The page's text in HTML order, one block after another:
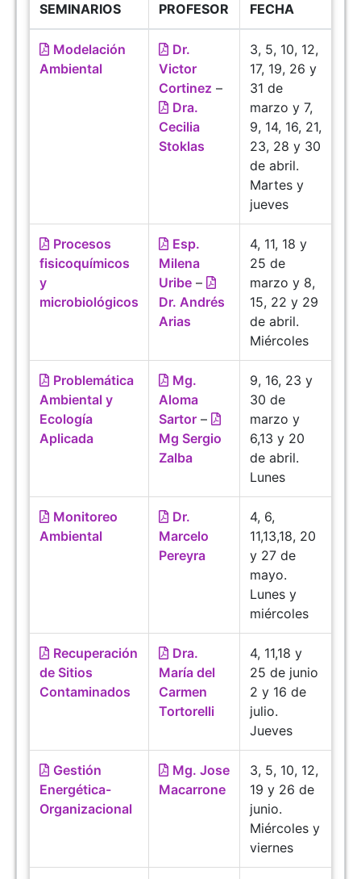
SEMINARIOS PROFESOR FECHA
Modelación
Ambiental
Dr.
Victor
Cortinez –
Dra.
Cecilia
Stoklas
3, 5, 10, 12,
17, 19, 26 y
31 de
marzo y 7,
9, 14, 16, 21,
23, 28 y 30
de abril.
Martes y
jueves
Procesos
fisicoquímicos
y
microbiológicos
Esp.
Milena
Uribe –
Dr. Andrés
Arias
4, 11, 18 y
25 de
marzo y 8,
15, 22 y 29
de abril.
Miércoles
Problemática
Ambiental y
Ecología
Aplicada
Mg.
Aloma
Sartor –
Mg Sergio
Zalba
9, 16, 23 y
30 de
marzo y
6,13 y 20
de abril.
Lunes
Monitoreo
Ambiental
Dr.
Marcelo
Pereyra
4, 6,
11,13,18, 20
y 27 de
mayo.
Lunes y
miércoles
Recuperación
de Sitios
Contaminados
Dra.
María del
Carmen
Tortorelli
4, 11,18 y
25 de junio
2 y 16 de
julio.
Jueves
Gestión
Energética-
Organizacional
Mg. Jose
Macarrone
3, 5, 10, 12,
19 y 26 de
junio.
Miércoles y
viernes